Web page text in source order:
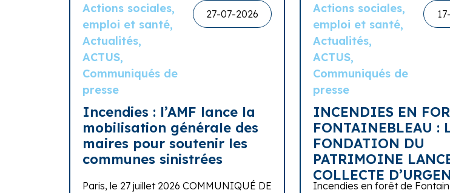
Actions sociales,
emploi et santé,
Actualités,
ACTUS,
Communiqués de
presse
27-07-2026
Incendies : l’AMF lance la
mobilisation générale des
maires pour soutenir les
communes sinistrées
Paris, le 27 juillet 2026 COMMUNIQUÉ DE
Actions sociales,
emploi et santé,
Actualités,
ACTUS,
Communiqués de
presse
INCENDIES EN
FONTAINEBLEAU :
FONDATION DU
PATRIMOINE
COLLECTE
Incendies en forêt de